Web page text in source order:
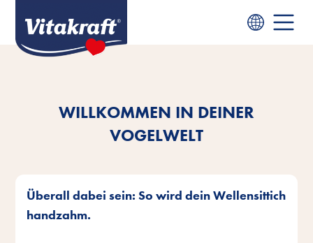
WILLKOMMEN IN DEINER
VOGELWELT
Überall dabei sein: So wird dein Wellensittich
handzahm.